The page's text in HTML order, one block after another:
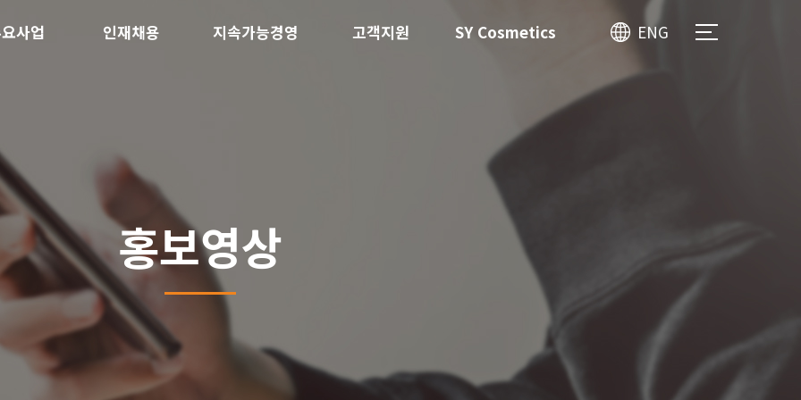
ENG
사업 인재채용 지속가능경영 고객지원 SY Cosmetics
홍보영상